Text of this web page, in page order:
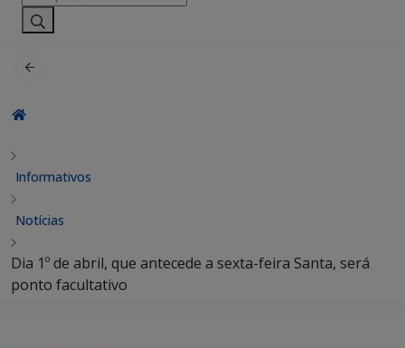
por:
Informativos
Notícias
Dia 1º de abril, que antecede a sexta-feira Santa, será
ponto facultativo